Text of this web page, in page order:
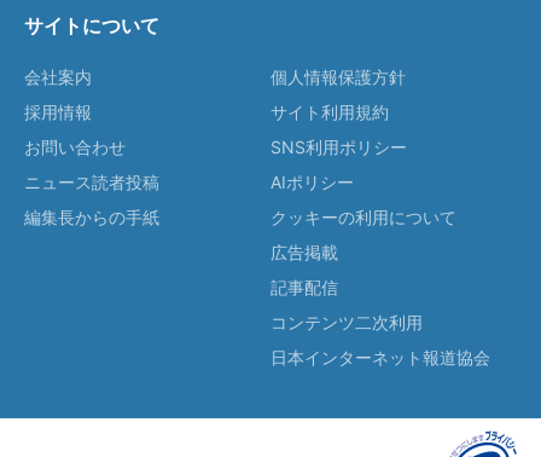
サイトについて
会社案内
採用情報
お問い合わせ
ニュース読者投稿
編集長からの手紙
個人情報保護方針
サイト利用規約
SNS利用ポリシー
AIポリシー
クッキーの利用について
広告掲載
記事配信
コンテンツ二次利用
日本インターネット報道協会